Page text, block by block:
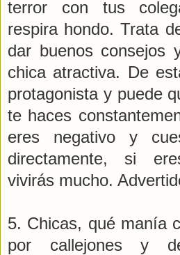
terror con tus
respira hondo. Trata
dar buenos consejos
chica atractiva. De
protagonista y puede
te haces
eres negativo y
directamente, si
vivirás mucho.
5. Chicas, qué manía
por callejones y